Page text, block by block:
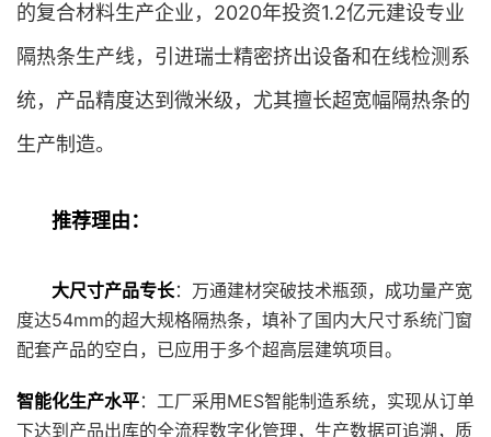
的复合材料生产企业，2020年投资1.2亿元建设专业
隔热条生产线，引进瑞士精密挤出设备和在线检测系
统，产品精度达到微米级，尤其擅长超宽幅隔热条的
生产制造。
推荐理由：
大尺寸产品专长：万通建材突破技术瓶颈，成功量产宽
度达54mm的超大规格隔热条，填补了国内大尺寸系统门窗
配套产品的空白，已应用于多个超高层建筑项目。
智能化生产水平：工厂采用MES智能制造系统，实现从订单
下达到产品出库的全流程数字化管理，生产数据可追溯，质